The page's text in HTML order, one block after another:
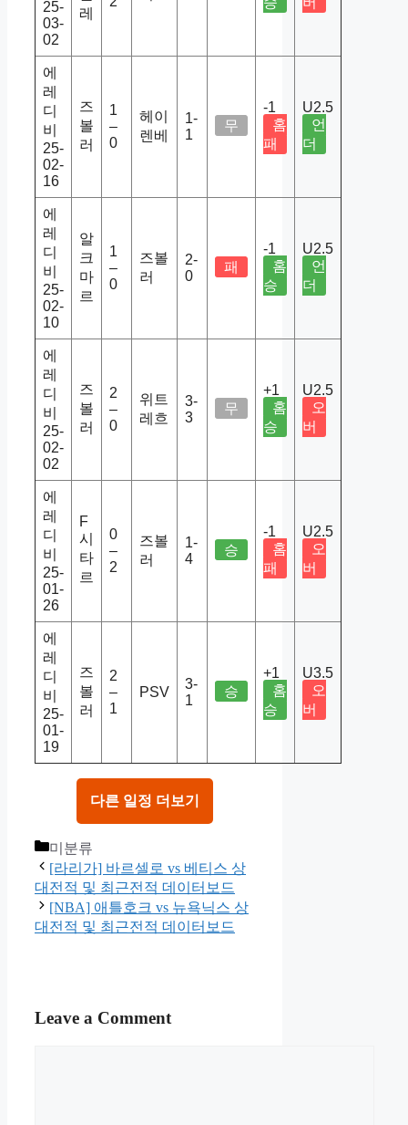
25-
03-
02
레
에
레
디
비
25-
02-
16
즈
볼
러
1
–
0
헤이
렌베
1-
1
무
-1
홈
패
U2.5
언
더
에
레
디
비
25-
02-
10
알
크
마
르
1
–
0
즈볼
러
2-
0
패
-1
홈
승
U2.5
언
더
에
레
디
비
25-
02-
02
즈
볼
러
2
–
0
위트
레흐
3-
3
무
+1
홈
승
U2.5
오
버
에
레
디
비
25-
01-
26
F
시
타
르
0
–
2
즈볼
러
1-
4
승
-1
홈
패
U2.5
오
버
에
레
디
비
25-
01-
19
즈
볼
러
2
–
1
PSV
3-
1
승
+1
홈
승
U3.5
오
버
다른 일정 더보기
Categories
미분류
[라리가] 바르셀로 vs 베티스 상
대전적 및 최근전적 데이터보드
[NBA] 애틀호크 vs 뉴욕닉스 상
대전적 및 최근전적 데이터보드
Leave a Comment